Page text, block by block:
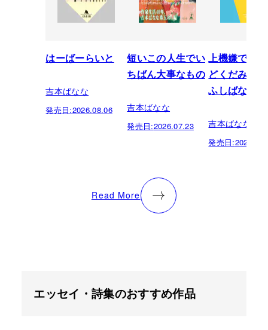
はーばーらいと
吉本ばなな
発売日:2026.08.06
短いこの人生でい
ちばん大事なもの
吉本ばなな
発売日:2026.07.23
上機嫌でい
どくだみち
ふしばな14
吉本ばなな
発売日:
Read More
エッセイ・詩集のおすすめ作品